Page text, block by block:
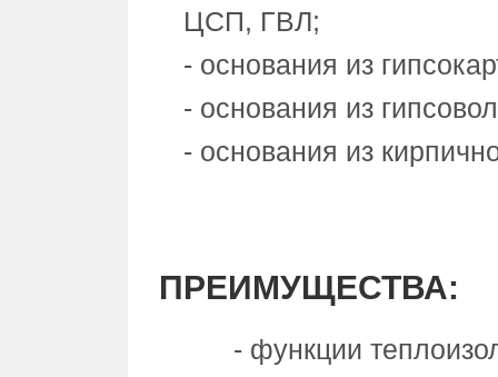
ЦСП, ГВЛ;
- основания из
- основания из
- основания из
ПРЕИМУЩЕСТВА:
- функции